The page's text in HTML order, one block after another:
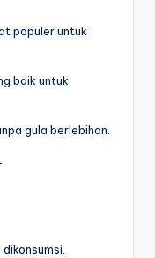
populer untuk
baik untuk
gula berlebihan.